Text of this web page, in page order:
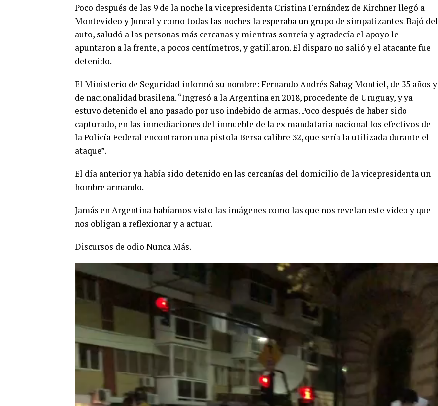
Poco después de las 9 de la noche la vicepresidenta Cristina Fernández de Kirchner llegó a
Montevideo y Juncal y como todas las noches la esperaba un grupo de simpatizantes. Bajó del
auto, saludó a las personas más cercanas y mientras sonreía y agradecía el apoyo le
apuntaron a la frente, a pocos centímetros, y gatillaron. El disparo no salió y el atacante fue
detenido.
El Ministerio de Seguridad informó su nombre: Fernando Andrés Sabag Montiel, de 35 años y
de nacionalidad brasileña. “Ingresó a la Argentina en 2018, procedente de Uruguay, y ya
estuvo detenido el año pasado por uso indebido de armas. Poco después de haber sido
capturado, en las inmediaciones del inmueble de la ex mandataria nacional los efectivos de
la Policía Federal encontraron una pistola Bersa calibre 32, que sería la utilizada durante el
ataque”.
El día anterior ya había sido detenido en las cercanías del domicilio de la vicepresidenta un
hombre armando.
Jamás en Argentina habíamos visto las imágenes como las que nos revelan este video y que
nos obligan a reflexionar y a actuar.
Discursos de odio Nunca Más.